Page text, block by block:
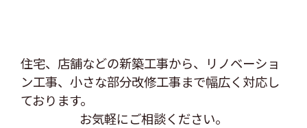
住宅、店舗などの新築工事から、リノベーショ
ン工事、 小さな部分改修工事まで幅広く対応し
ております。
お気軽にご相談ください。